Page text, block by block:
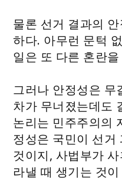
물론 선거 결과의
하다. 아무런 문턱
일은 또 다른 혼란
그러나 안정성은 무
차가 무너졌는데도
논리는 민주주의의
정성은 국민이 선거
것이지, 사법부가
라낼 때 생기는 것